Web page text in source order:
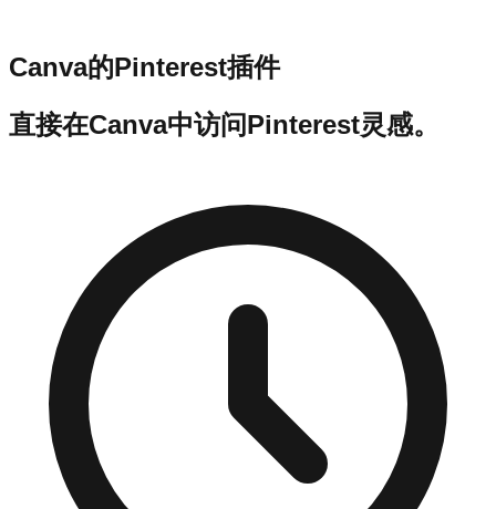
Canva的Pinterest插件
直接在Canva中访问Pinterest灵感。